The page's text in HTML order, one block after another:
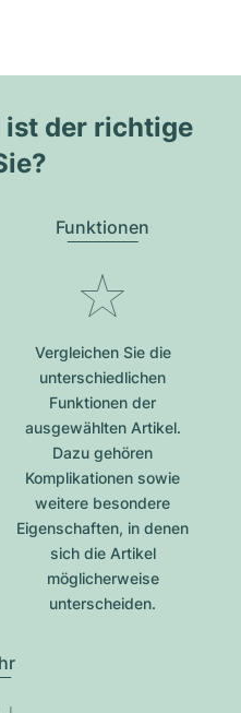
der richtige
Funktionen
Vergleichen Sie die
unterschiedlichen
Funktionen der
ausgewählten Artikel.
Dazu gehören
Komplikationen sowie
weitere besondere
Eigenschaften, in denen
sich die Artikel
möglicherweise
unterscheiden.